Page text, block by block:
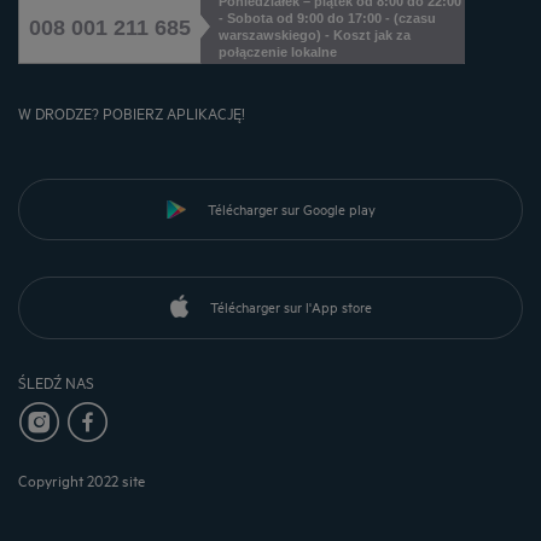
008 001 211 685
- Sobota od 9:00 do 17:00 - (czasu
warszawskiego) - Koszt jak za
połączenie lokalne
W DRODZE? POBIERZ APLIKACJĘ!
Télécharger sur Google play
Télécharger sur l'App store
ŚLEDŹ NAS
Copyright 2022 site